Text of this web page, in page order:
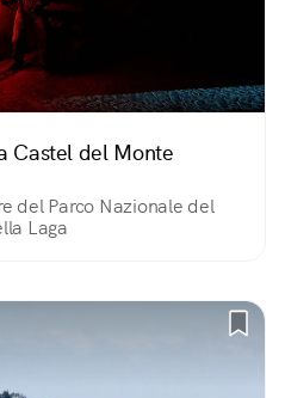
Castel del Monte
del Parco Nazionale del
Laga